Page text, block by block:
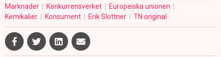
Marknader
Konkurrensverket
Europeiska unionen
Kemikalier
Konsument Erik Slottner TN original